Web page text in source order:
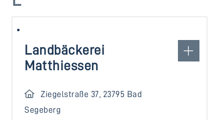
Landbäckerei
Matthiessen
Ziegelstraße 37, 23795 Bad
Segeberg